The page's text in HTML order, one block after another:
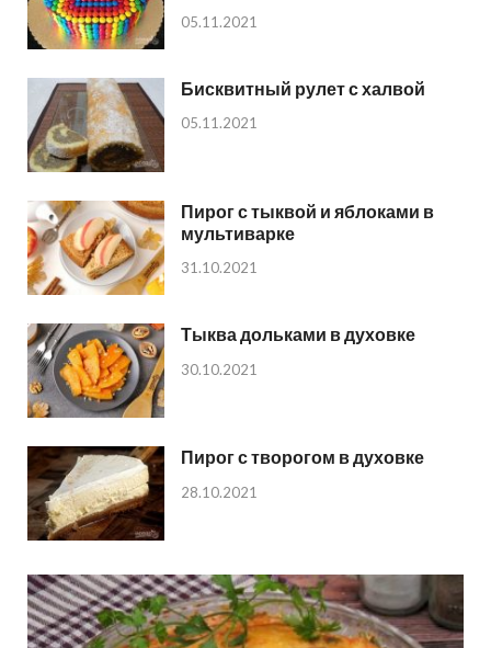
05.11.2021
Бисквитный рулет с халвой
05.11.2021
Пирог с тыквой и яблоками в
мультиварке
31.10.2021
Тыква дольками в духовке
30.10.2021
Пирог с творогом в духовке
28.10.2021